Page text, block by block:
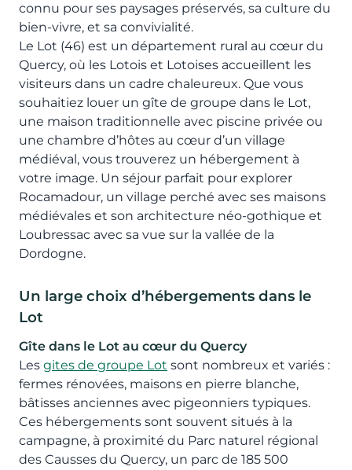
connu pour ses paysages préservés, sa culture du
bien-vivre, et sa convivialité.
Le Lot (46) est un département rural au cœur du
Quercy, où les Lotois et Lotoises accueillent les
visiteurs dans un cadre chaleureux. Que vous
souhaitiez louer un gîte de groupe dans le Lot,
une maison traditionnelle avec piscine privée ou
une chambre d’hôtes au cœur d’un village
médiéval, vous trouverez un hébergement à
votre image. Un séjour parfait pour explorer
Rocamadour, un village perché avec ses maisons
médiévales et son architecture néo-gothique et
Loubressac avec sa vue sur la vallée de la
Dordogne.
Un large choix d’hébergements dans le
Lot
Gîte dans le Lot au cœur du Quercy
Les gites de groupe Lot sont nombreux et variés :
fermes rénovées, maisons en pierre blanche,
bâtisses anciennes avec pigeonniers typiques.
Ces hébergements sont souvent situés à la
campagne, à proximité du Parc naturel régional
des Causses du Quercy, un parc de 185 500